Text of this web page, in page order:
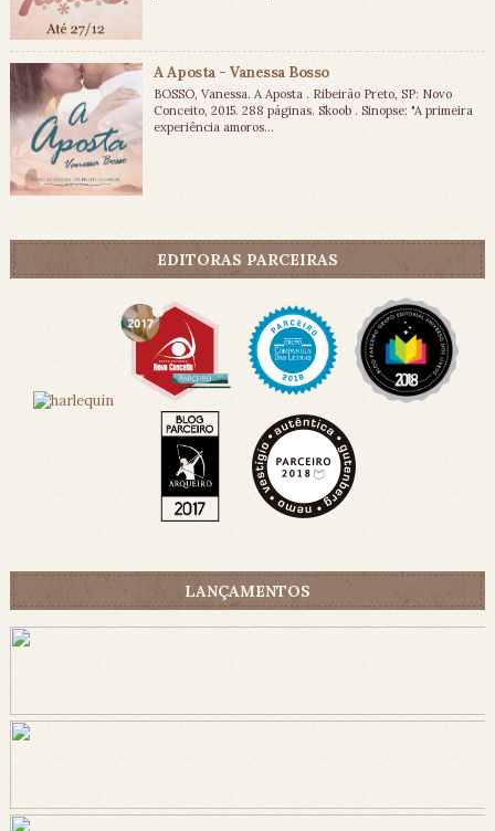
A Aposta - Vanessa Bosso
BOSSO, Vanessa. A Aposta . Ribeirão Preto, SP: Novo
Conceito, 2015. 288 páginas. Skoob . Sinopse: "A primeira
experiência amoros...
EDITORAS PARCEIRAS
LANÇAMENTOS